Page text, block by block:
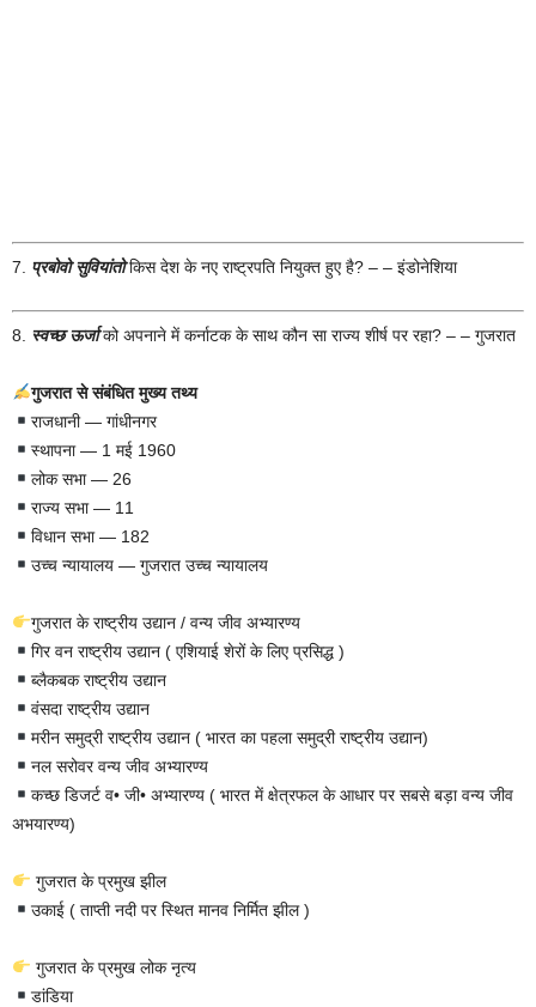
7. प्रबोवो सुवियांतोकिस देश के नए राष्ट्रपति नियुक्त हुए है? – – इंडोनेशिया
8. स्वच्छ ऊर्जाको अपनाने में कर्नाटक के साथ कौन सा राज्य शीर्ष पर रहा? – – गुजरात
गुजरात से संबंधित मुख्य तथ्य
राजधानी — गांधीनगर
स्थापना — 1 मई 1960
लोक सभा — 26
राज्य सभा — 11
विधान सभा — 182
उच्च न्यायालय — गुजरात उच्च न्यायालय
गुजरात के राष्ट्रीय उद्यान / वन्य जीव अभ्यारण्य
गिर वन राष्ट्रीय उद्यान ( एशियाई शेरों के लिए प्रसिद्ध )
ब्लैकबक राष्ट्रीय उद्यान
वंसदा राष्ट्रीय उद्यान
मरीन समुद्री राष्ट्रीय उद्यान ( भारत का पहला समुद्री राष्ट्रीय उद्यान)
नल सरोवर वन्य जीव अभ्यारण्य
कच्छ डिजर्ट व• जी• अभ्यारण्य ( भारत में क्षेत्रफल के आधार पर सबसे बड़ा वन्य जीव
अभयारण्य)
गुजरात के प्रमुख झील
उकाई ( ताप्ती नदी पर स्थित मानव निर्मित झील )
गुजरात के प्रमुख लोक नृत्य
डांडिया